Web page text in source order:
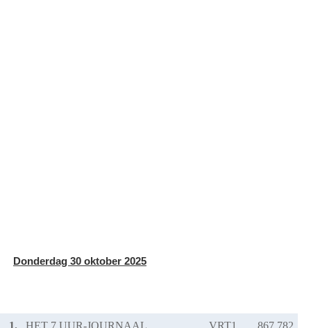
Donderdag 30 oktober 2025
1. HET 7 UUR-JOURNAAL VRT1